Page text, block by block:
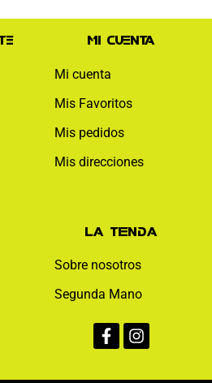
Mi cuenta
Mi cuenta
Mis Favoritos
Mis pedidos
Mis direcciones
La tienda
Sobre nosotros
Segunda Mano
f